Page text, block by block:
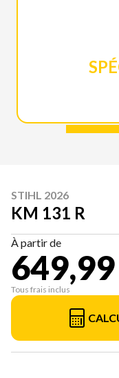
STIHL 2026
KM 131 R
À partir de
Tous frais inclus